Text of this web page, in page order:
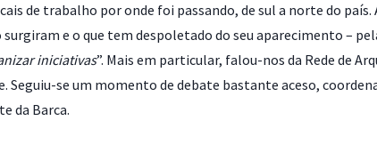
de trabalho por onde foi passando, de sul a norte do país.
e o que tem despoletado do seu aparecimento –
iniciativas”. Mais em particular, falou-nos da Rede de
Seguiu-se um momento de debate bastante aceso,
da Barca.